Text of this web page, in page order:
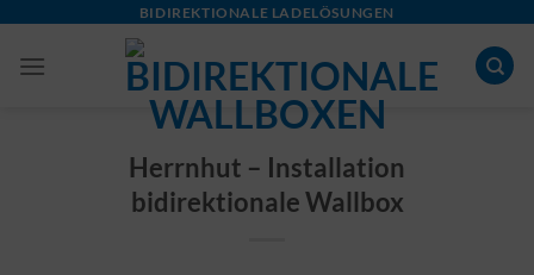
content
BIDIREKTIONALE LADELÖSUNGEN
Herrnhut – Installation
bidirektionale Wallbox